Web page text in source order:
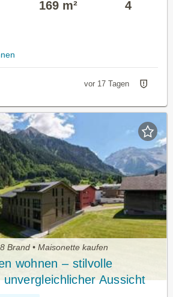
169 m² 4
vor 17 Tagen
Brand • Maisonette kaufen
wohnen – stilvolle
Aussicht